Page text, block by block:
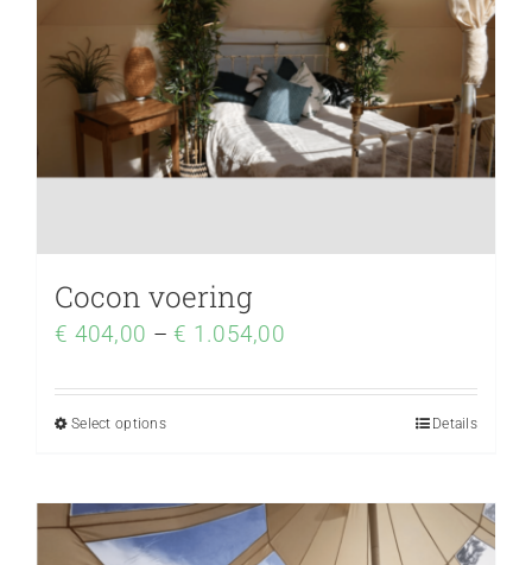
Cocon voering
€ 404,00 –€ 1.054,00
Select options Details